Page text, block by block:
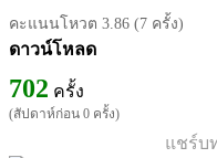
คะแนนโหวต 3.86 (7 ครั้ง)
ดาวน์โหลด
702 ครั้ง
(สัปดาห์ก่อน 0 ครั้ง)
แชร์บ